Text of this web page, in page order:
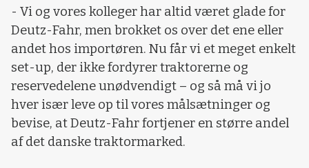
- Vi og vores kolleger har altid været glade for
Deutz-Fahr, men brokket os over det ene eller
andet hos importøren. Nu får vi et meget enkelt
set-up, der ikke fordyrer traktorerne og
reservedelene unødvendigt – og så må vi jo
hver især leve op til vores målsætninger og
bevise, at Deutz-Fahr fortjener en større andel
af det danske traktormarked.